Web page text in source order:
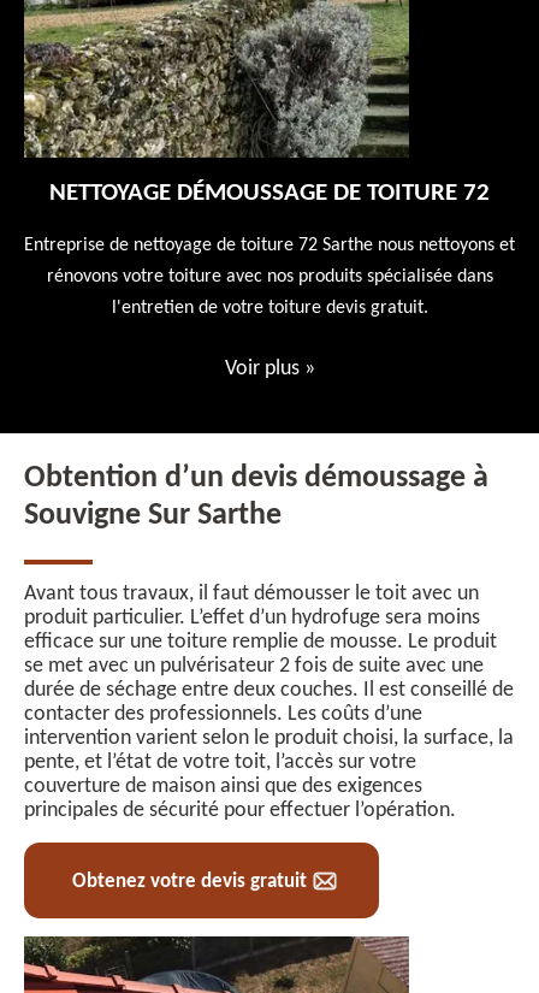
NETTOYAGE DÉMOUSSAGE DE TOITURE 72
Entreprise de nettoyage de toiture 72 Sarthe nous nettoyons et
rénovons votre toiture avec nos produits spécialisée dans
l'entretien de votre toiture devis gratuit.
Voir plus »
Obtention d’un devis démoussage à
Souvigne Sur Sarthe
Avant tous travaux, il faut démousser le toit avec un
produit particulier. L’effet d’un hydrofuge sera moins
efficace sur une toiture remplie de mousse. Le produit
se met avec un pulvérisateur 2 fois de suite avec une
durée de séchage entre deux couches. Il est conseillé de
contacter des professionnels. Les coûts d’une
intervention varient selon le produit choisi, la surface, la
pente, et l’état de votre toit, l’accès sur votre
couverture de maison ainsi que des exigences
principales de sécurité pour effectuer l’opération.
Obtenez votre devis gratuit